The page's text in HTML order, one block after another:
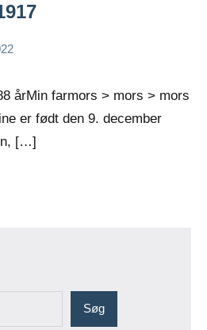
årMin farmors > mors > mors
er født den 9. december
[…]
Søg